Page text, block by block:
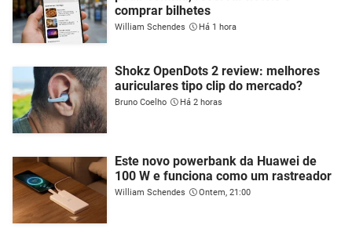
comprar bilhetes
William Schendes Há 1 hora
Shokz OpenDots 2 review: melhores
auriculares tipo clip do mercado?
Bruno Coelho Há 2 horas
Este novo powerbank da Huawei de
100 W e funciona como um rastreador
William Schendes Ontem, 21:00